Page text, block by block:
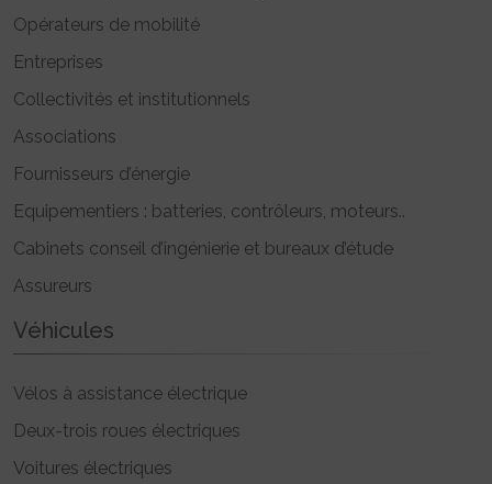
Opérateurs de mobilité
Entreprises
Collectivités et institutionnels
Associations
Fournisseurs d’énergie
Equipementiers : batteries, contrôleurs, moteurs..
Cabinets conseil d’ingénierie et bureaux d’étude
Assureurs
Véhicules
Vélos à assistance électrique
Deux-trois roues électriques
Voitures électriques